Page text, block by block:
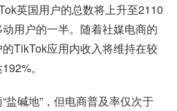
英国用户的总数将上升至2110
用户的一半。随着社媒电商的
TikTok应用内收入将维持在较
。
盐碱地”，但电商普及率仅次于